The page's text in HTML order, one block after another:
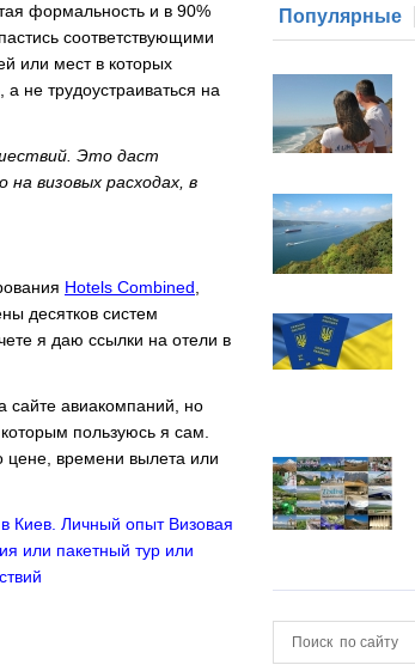
формальность и в 90%
соответствующими
или мест в которых
не трудоустраиваться на
Это даст
визовых расходах, в
Hotels Combined
десятков систем
я даю ссылки на отели в
сайте авиакомпаний, но
которым пользуюсь я сам.
цене, времени вылета или
в Киев. Личный опыт Визовая
или пакетный тур или
Популярные